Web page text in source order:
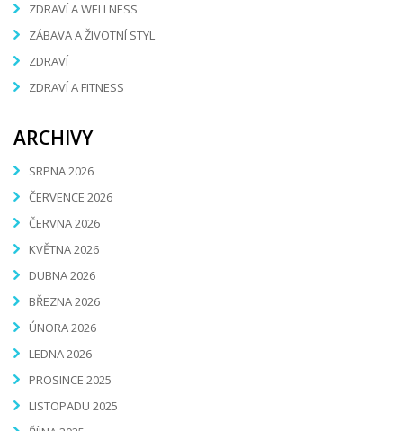
ZDRAVÍ A WELLNESS
ZÁBAVA A ŽIVOTNÍ STYL
ZDRAVÍ
ZDRAVÍ A FITNESS
ARCHIVY
SRPNA 2026
ČERVENCE 2026
ČERVNA 2026
KVĚTNA 2026
DUBNA 2026
BŘEZNA 2026
ÚNORA 2026
LEDNA 2026
PROSINCE 2025
LISTOPADU 2025